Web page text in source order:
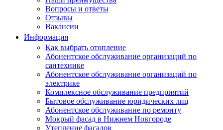
Вопросы и ответы
Отзывы
Вакансии
Информация
Как выбрать отопление
Абонентское обслуживание организаций по
сантехнике
Абонентское обслуживание организаций по
электрике
Комплексное обслуживание предприятий
Бытовое обслуживание юридических лиц
Абонентское обслуживание по ремонту
Мокрый фасад в Нижнем Новгороде
Утепление фасадов